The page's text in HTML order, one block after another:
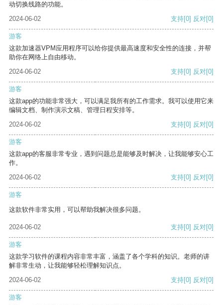
动切换线路的功能。
2024-06-02
支持[0] 反对[0]
游客
这款加速器VPM应用程序可以给你提供最高速度和安全性的连接，并帮
助你在网络上自由移动。
2024-06-02
支持[0] 反对[0]
游客
这款app的功能非常强大，可以满足我所有的工作需求。我可以使用它来
编辑文档、制作演示文稿、管理日程安排等。
2024-06-02
支持[0] 反对[0]
游客
这款app的客服非常专业，遇到问题总是能够及时解决，让我能够安心工
作。
2024-06-02
支持[0] 反对[0]
游客
这款软件非常实用，可以帮助我解决很多问题。
2024-06-02 支持[0] 反对[0]
游客
这款学习软件的课程内容非常丰富，涵盖了各个学科的知识。老师的讲
解非常生动，让我能够轻松理解知识点。
2024-06-02
支持[0] 反对[0]
游客